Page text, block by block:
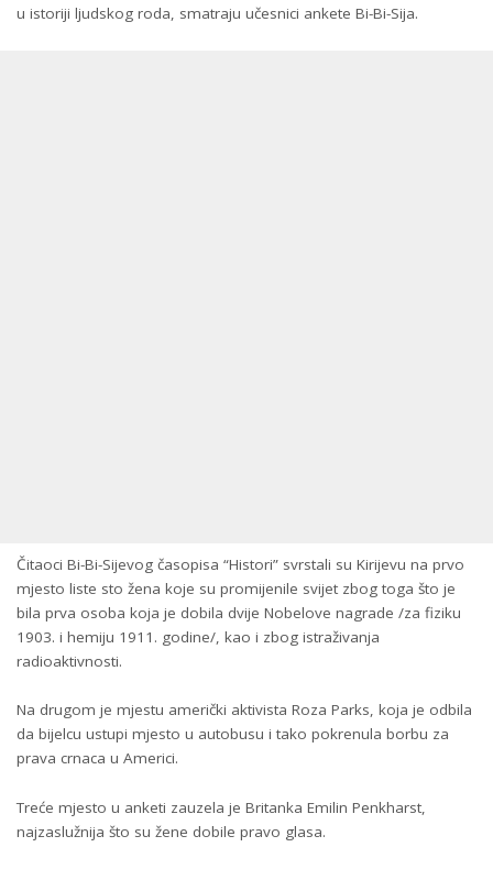
u istoriji ljudskog roda, smatraju učesnici ankete Bi-Bi-Sija.
Čitaoci Bi-Bi-Sijevog časopisa “Histori” svrstali su Kirijevu na prvo
mjesto liste sto žena koje su promijenile svijet zbog toga što je
bila prva osoba koja je dobila dvije Nobelove nagrade /za fiziku
1903. i hemiju 1911. godine/, kao i zbog istraživanja
radioaktivnosti.
Na drugom je mjestu američki aktivista Roza Parks, koja je odbila
da bijelcu ustupi mjesto u autobusu i tako pokrenula borbu za
prava crnaca u Americi.
Treće mjesto u anketi zauzela je Britanka Emilin Penkharst,
najzaslužnija što su žene dobile pravo glasa.